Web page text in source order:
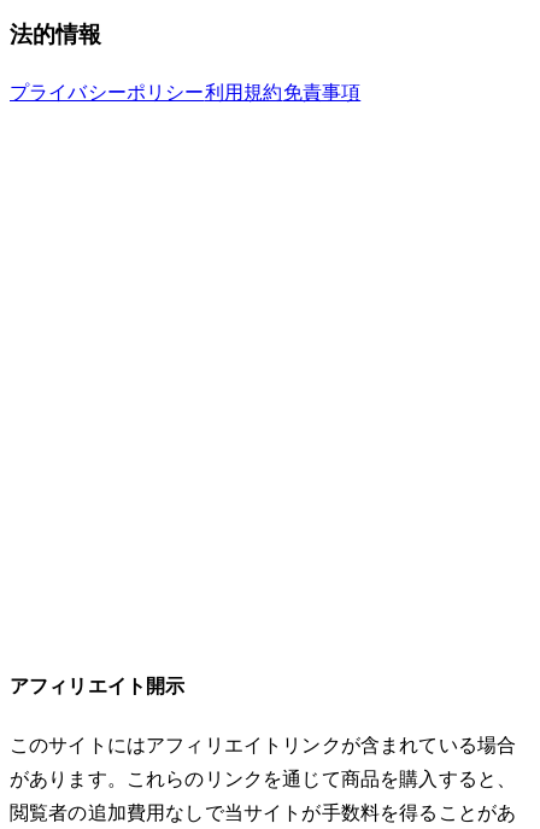
法的情報
プライバシーポリシー利用規約免責事項
アフィリエイト開示
このサイトにはアフィリエイトリンクが含まれている場合
があります。これらのリンクを通じて商品を購入すると、
閲覧者の追加費用なしで当サイトが手数料を得ることがあ